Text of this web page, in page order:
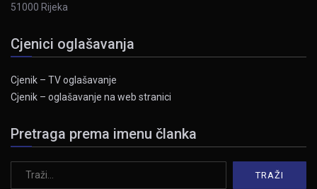
51000 Rijeka
Cjenici oglašavanja
Cjenik – TV oglašavanje
Cjenik – oglašavanje na web stranici
Pretraga prema imenu članka